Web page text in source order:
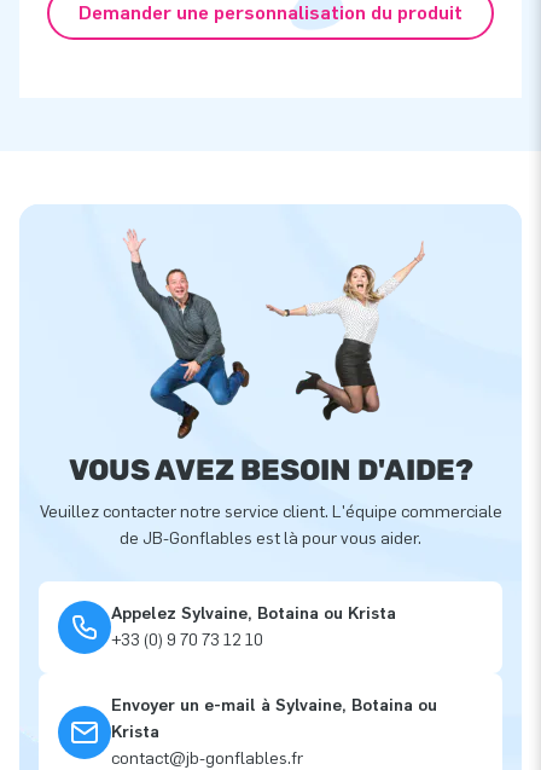
Demander une personnalisation du produit
VOUS AVEZ BESOIN D'AIDE?
Veuillez contacter notre service client. L'équipe commerciale
de JB-Gonflables est là pour vous aider.
Appelez Sylvaine, Botaina ou Krista
+33 (0) 9 70 73 12 10
Envoyer un e-mail à Sylvaine, Botaina ou
Krista
contact@jb-gonflables.fr